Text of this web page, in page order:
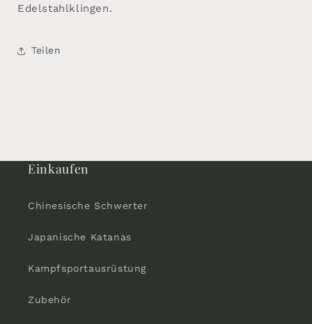
Edelstahlklingen.
Teilen
Einkaufen
Chinesische Schwerter
Japanische Katanas
Kampfsportausrüstung
Zubehör